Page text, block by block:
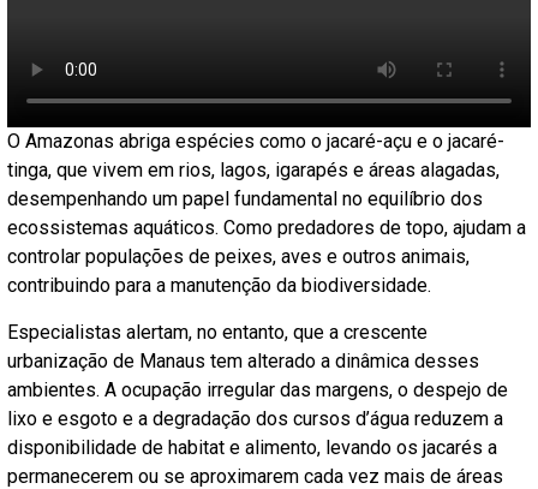
O Amazonas abriga espécies como o jacaré-açu e o jacaré-
tinga, que vivem em rios, lagos, igarapés e áreas alagadas,
desempenhando um papel fundamental no equilíbrio dos
ecossistemas aquáticos. Como predadores de topo, ajudam a
controlar populações de peixes, aves e outros animais,
contribuindo para a manutenção da biodiversidade.
Especialistas alertam, no entanto, que a crescente
urbanização de Manaus tem alterado a dinâmica desses
ambientes. A ocupação irregular das margens, o despejo de
lixo e esgoto e a degradação dos cursos d’água reduzem a
disponibilidade de habitat e alimento, levando os jacarés a
permanecerem ou se aproximarem cada vez mais de áreas